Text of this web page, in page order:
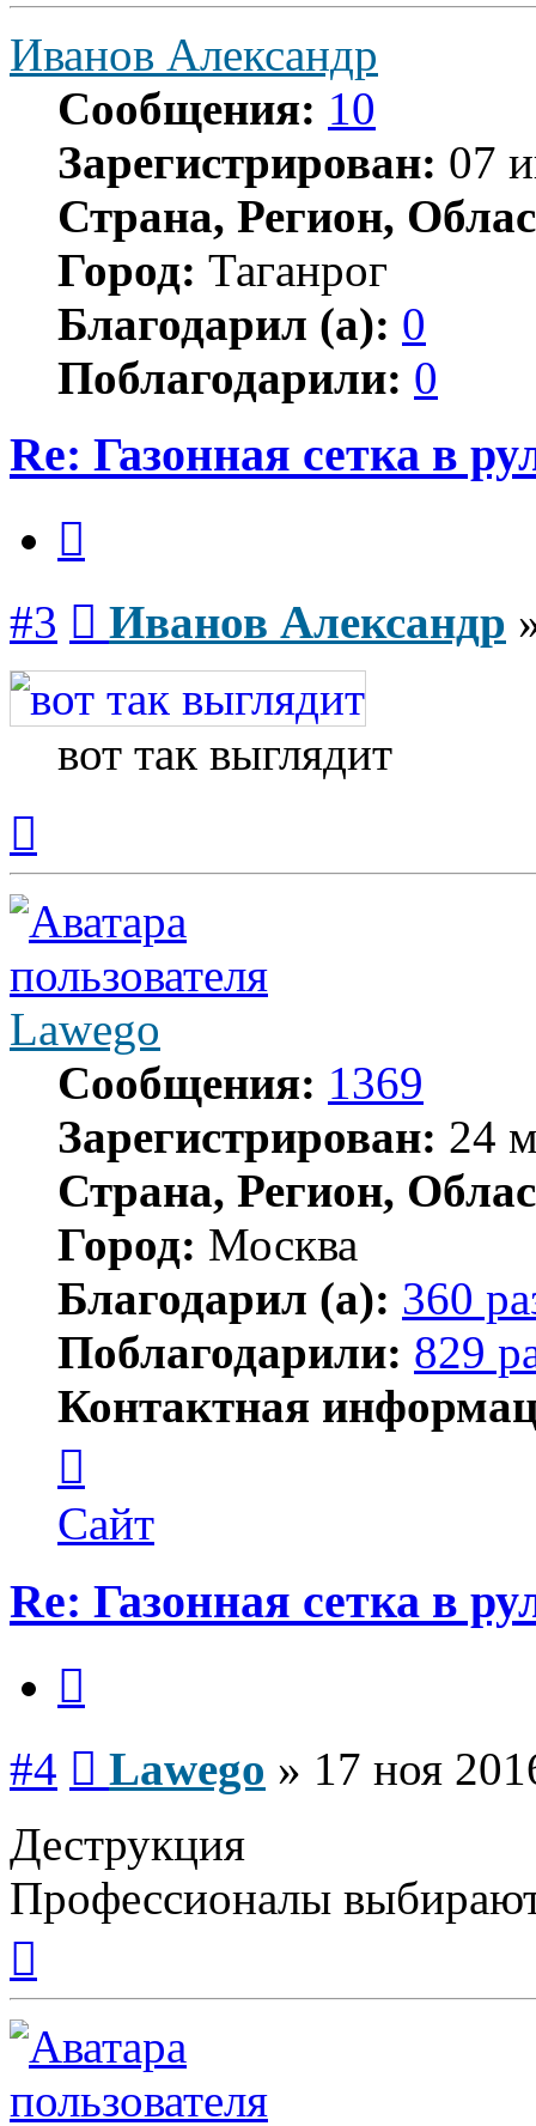
Иванов Александр
Сообщения: 10
Зарегистрирован: 07
Страна, Регион,
Город: Таганрог
Благодарил (а): 0
Поблагодарили: 0
Re: Газонная сетка в
#3 Иванов Александр
вот так выглядит
началу
Lawego
Сообщения: 1369
Зарегистрирован: 24
Страна, Регион,
Город: Москва
Благодарил (а): 360
Поблагодарили: 829
Контактная
пользователя
Lawego
Сайт
Re: Газонная сетка в
#4 Lawego » 17 ноя
Деструкция
Профессионалы
началу